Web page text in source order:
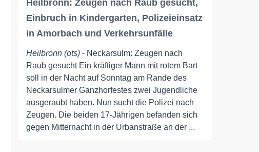
Heilbronn: Zeugen nach Raub gesucht,
Einbruch in Kindergarten, Polizeieinsatz
in Amorbach und Verkehrsunfälle
Heilbronn (ots) - Neckarsulm: Zeugen nach
Raub gesucht Ein kräftiger Mann mit rotem Bart
soll in der Nacht auf Sonntag am Rande des
Neckarsulmer Ganzhorfestes zwei Jugendliche
ausgeraubt haben. Nun sucht die Polizei nach
Zeugen. Die beiden 17-Jährigen befanden sich
gegen Mitternacht in der Urbanstraße an der ...